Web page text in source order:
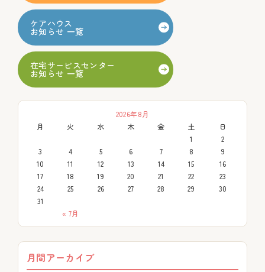
ケアハウス
お知らせ 一覧
在宅サービスセンター
お知らせ 一覧
2026年8月
月
火 水 木 金 土 日
« 7月
1
2
3
4 5 6 7 8
9
10
11 12 13 14 15
16
17
18 19 20 21 22
23
24
25 26 27 28 29
30
31
月間アーカイブ